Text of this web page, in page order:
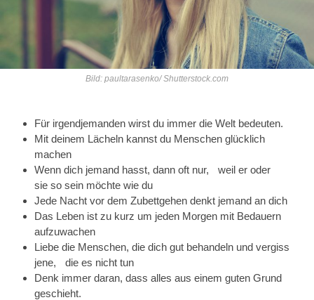
Bild: paultarasenko/ Shutterstock.com
Für irgendjemanden wirst du immer die Welt bedeuten.
Mit deinem Lächeln kannst du Menschen glücklich
machen
Wenn dich jemand hasst, dann oft nur, weil er oder
sie so sein möchte wie du
Jede Nacht vor dem Zubettgehen denkt jemand an dich
Das Leben ist zu kurz um jeden Morgen mit Bedauern
aufzuwachen
Liebe die Menschen, die dich gut behandeln und vergiss
jene, die es nicht tun
Denk immer daran, dass alles aus einem guten Grund
geschieht.